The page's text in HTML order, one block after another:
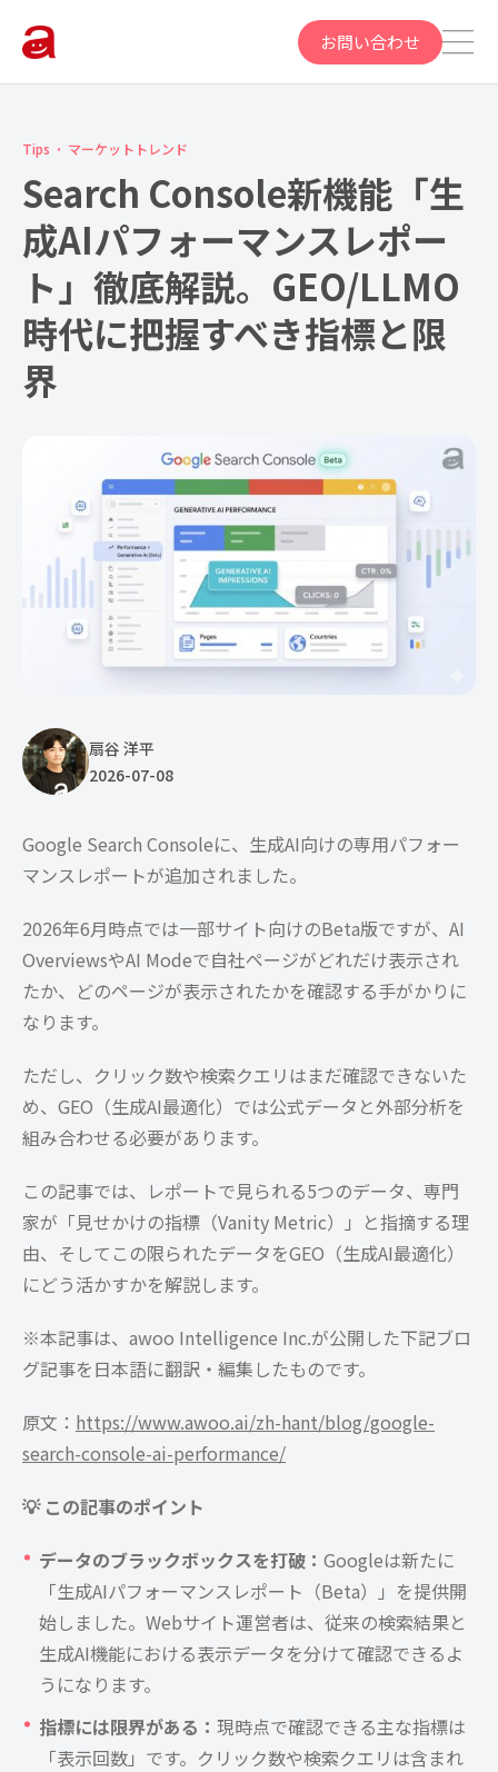
お問い合わせ
Tips マーケットトレンド
Search Console新機能「生
成AIパフォーマンスレポー
ト」徹底解説。GEO/LLMO
時代に把握すべき指標と限
界
扇谷 洋平
2026-07-08
Google Search Consoleに、生成AI向けの専用パフォー
マンスレポートが追加されました。
2026年6月時点では一部サイト向けのBeta版ですが、AI
OverviewsやAI Modeで自社ページがどれだけ表示され
たか、どのページが表示されたかを確認する手がかりに
なります。
ただし、クリック数や検索クエリはまだ確認できないた
め、GEO（生成AI最適化）では公式データと外部分析を
組み合わせる必要があります。
この記事では、レポートで見られる5つのデータ、専門
家が「見せかけの指標（Vanity Metric）」と指摘する理
由、そしてこの限られたデータをGEO（生成AI最適化）
にどう活かすかを解説します。
※本記事は、awoo Intelligence Inc.が公開した下記ブロ
グ記事を日本語に翻訳・編集したものです。
原文： https://www.awoo.ai/zh-hant/blog/google-
search-console-ai-performance/
💡 この記事のポイント
データのブラックボックスを打破： Googleは新たに
「生成AIパフォーマンスレポート（Beta）」を提供開
始しました。Webサイト運営者は、従来の検索結果と
生成AI機能における表示データを分けて確認できるよ
うになります。
指標には限界がある： 現時点で確認できる主な指標は
「表示回数」です。クリック数や検索クエリは含まれ